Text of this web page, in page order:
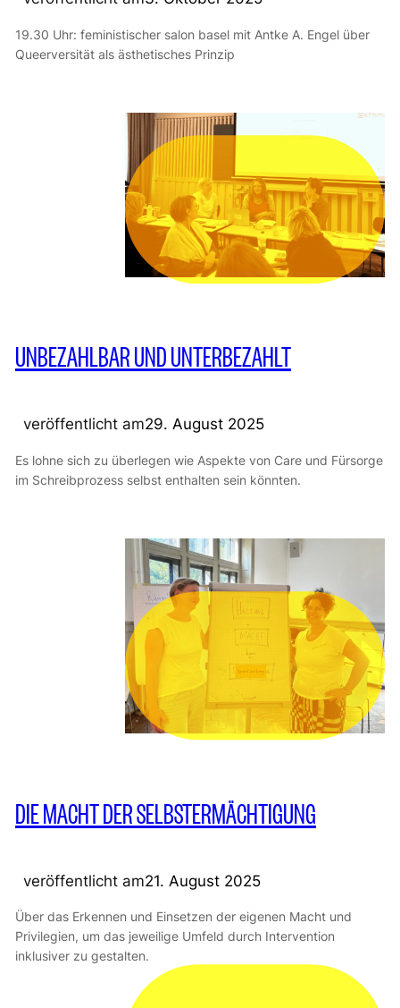
19.30 Uhr: feministischer salon basel mit Antke A. Engel über
Queerversität als ästhetisches Prinzip
UNBEZAHLBAR UND UNTERBEZAHLT
veröffentlicht am29. August 2025
Es lohne sich zu überlegen wie Aspekte von Care und Fürsorge
im Schreibprozess selbst enthalten sein könnten.
DIE MACHT DER SELBSTERMÄCHTIGUNG
veröffentlicht am21. August 2025
Über das Erkennen und Einsetzen der eigenen Macht und
Privilegien, um das jeweilige Umfeld durch Intervention
inklusiver zu gestalten.